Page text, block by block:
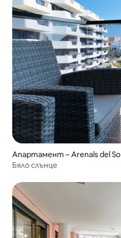
Апартамент – Arenals del Sol
Бяло слънце